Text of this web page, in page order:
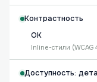
Контрастность
OK
Inline-стили (WCAG
Доступность: